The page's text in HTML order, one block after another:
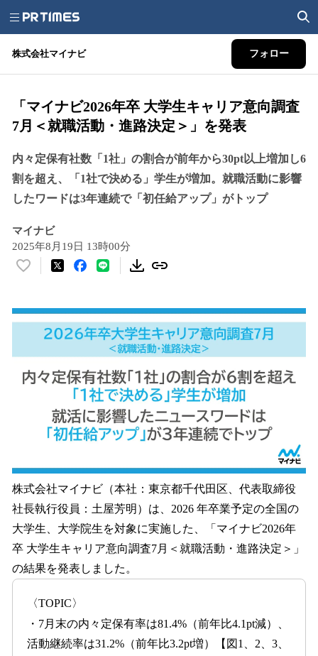
株式会社マイナビ フォロー
「マイナビ2026年卒 大学生キャリア意向調査
7月＜就職活動・進路決定＞」を発表
内々定保有社数「1社」の割合が前年から30pt以上増加し6
割を超え、「1社で決める」学生が増加。就職活動に影響
したワードは3年連続で「初任給アップ」がトップ
マイナビ
2025年8月19日 13時00分
い
！
み
株式会社マイナビ（本社：東京都千代田区、代表取締役
社長執行役員：土屋芳明）は、2026 年卒業予定の全国の
大学生、大学院生を対象に実施した、「マイナビ2026年
卒 大学生キャリア意向調査7月＜就職活動・進路決定＞」
の結果を発表しました。
〈TOPIC〉
・7月末の内々定保有率は81.4%（前年比4.1pt減）、
活動継続率は31.2%（前年比3.2pt増）【図1、2、3、